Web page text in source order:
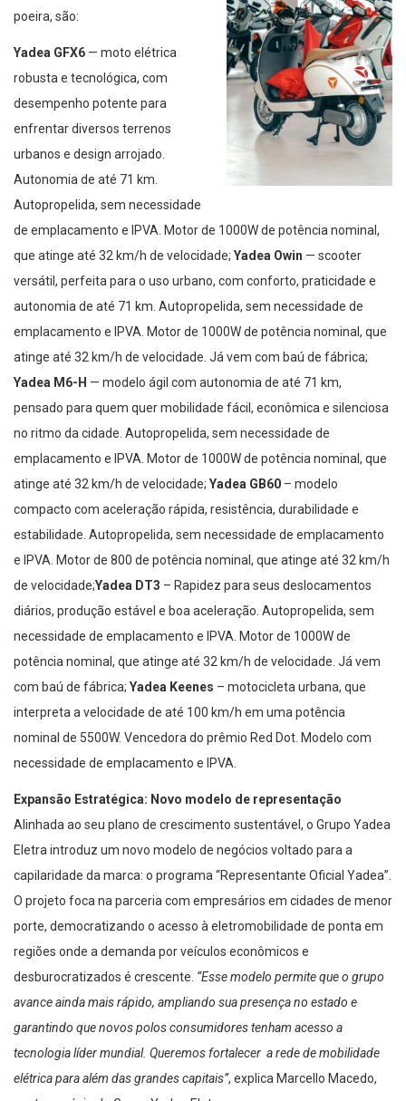
poeira, são:
Yadea GFX6 — moto elétrica
robusta e tecnológica, com
desempenho potente para
enfrentar diversos terrenos
urbanos e design arrojado.
Autonomia de até 71 km.
Autopropelida, sem necessidade
de emplacamento e IPVA. Motor de 1000W de potência nominal,
que atinge até 32 km/h de velocidade; Yadea Owin — scooter
versátil, perfeita para o uso urbano, com conforto, praticidade e
autonomia de até 71 km. Autopropelida, sem necessidade de
emplacamento e IPVA. Motor de 1000W de potência nominal, que
atinge até 32 km/h de velocidade. Já vem com baú de fábrica;
Yadea M6-H — modelo ágil com autonomia de até 71 km,
pensado para quem quer mobilidade fácil, econômica e silenciosa
no ritmo da cidade. Autopropelida, sem necessidade de
emplacamento e IPVA. Motor de 1000W de potência nominal, que
atinge até 32 km/h de velocidade; Yadea GB60 – modelo
compacto com aceleração rápida, resistência, durabilidade e
estabilidade. Autopropelida, sem necessidade de emplacamento
e IPVA. Motor de 800 de potência nominal, que atinge até 32 km/h
de velocidade;Yadea DT3 – Rapidez para seus deslocamentos
diários, produção estável e boa aceleração. Autopropelida, sem
necessidade de emplacamento e IPVA. Motor de 1000W de
potência nominal, que atinge até 32 km/h de velocidade. Já vem
com baú de fábrica; Yadea Keenes – motocicleta urbana, que
interpreta a velocidade de até 100 km/h em uma potência
nominal de 5500W. Vencedora do prêmio Red Dot. Modelo com
necessidade de emplacamento e IPVA.
Expansão Estratégica: Novo modelo de representação
Alinhada ao seu plano de crescimento sustentável, o Grupo Yadea
Eletra introduz um novo modelo de negócios voltado para a
capilaridade da marca: o programa “Representante Oficial Yadea”.
O projeto foca na parceria com empresários em cidades de menor
porte, democratizando o acesso à eletromobilidade de ponta em
regiões onde a demanda por veículos econômicos e
desburocratizados é crescente. “Esse modelo permite que o grupo
avance ainda mais rápido, ampliando sua presença no estado e
garantindo que novos polos consumidores tenham acesso a
tecnologia líder mundial. Queremos fortalecer a rede de mobilidade
elétrica para além das grandes capitais”, explica Marcello Macedo,